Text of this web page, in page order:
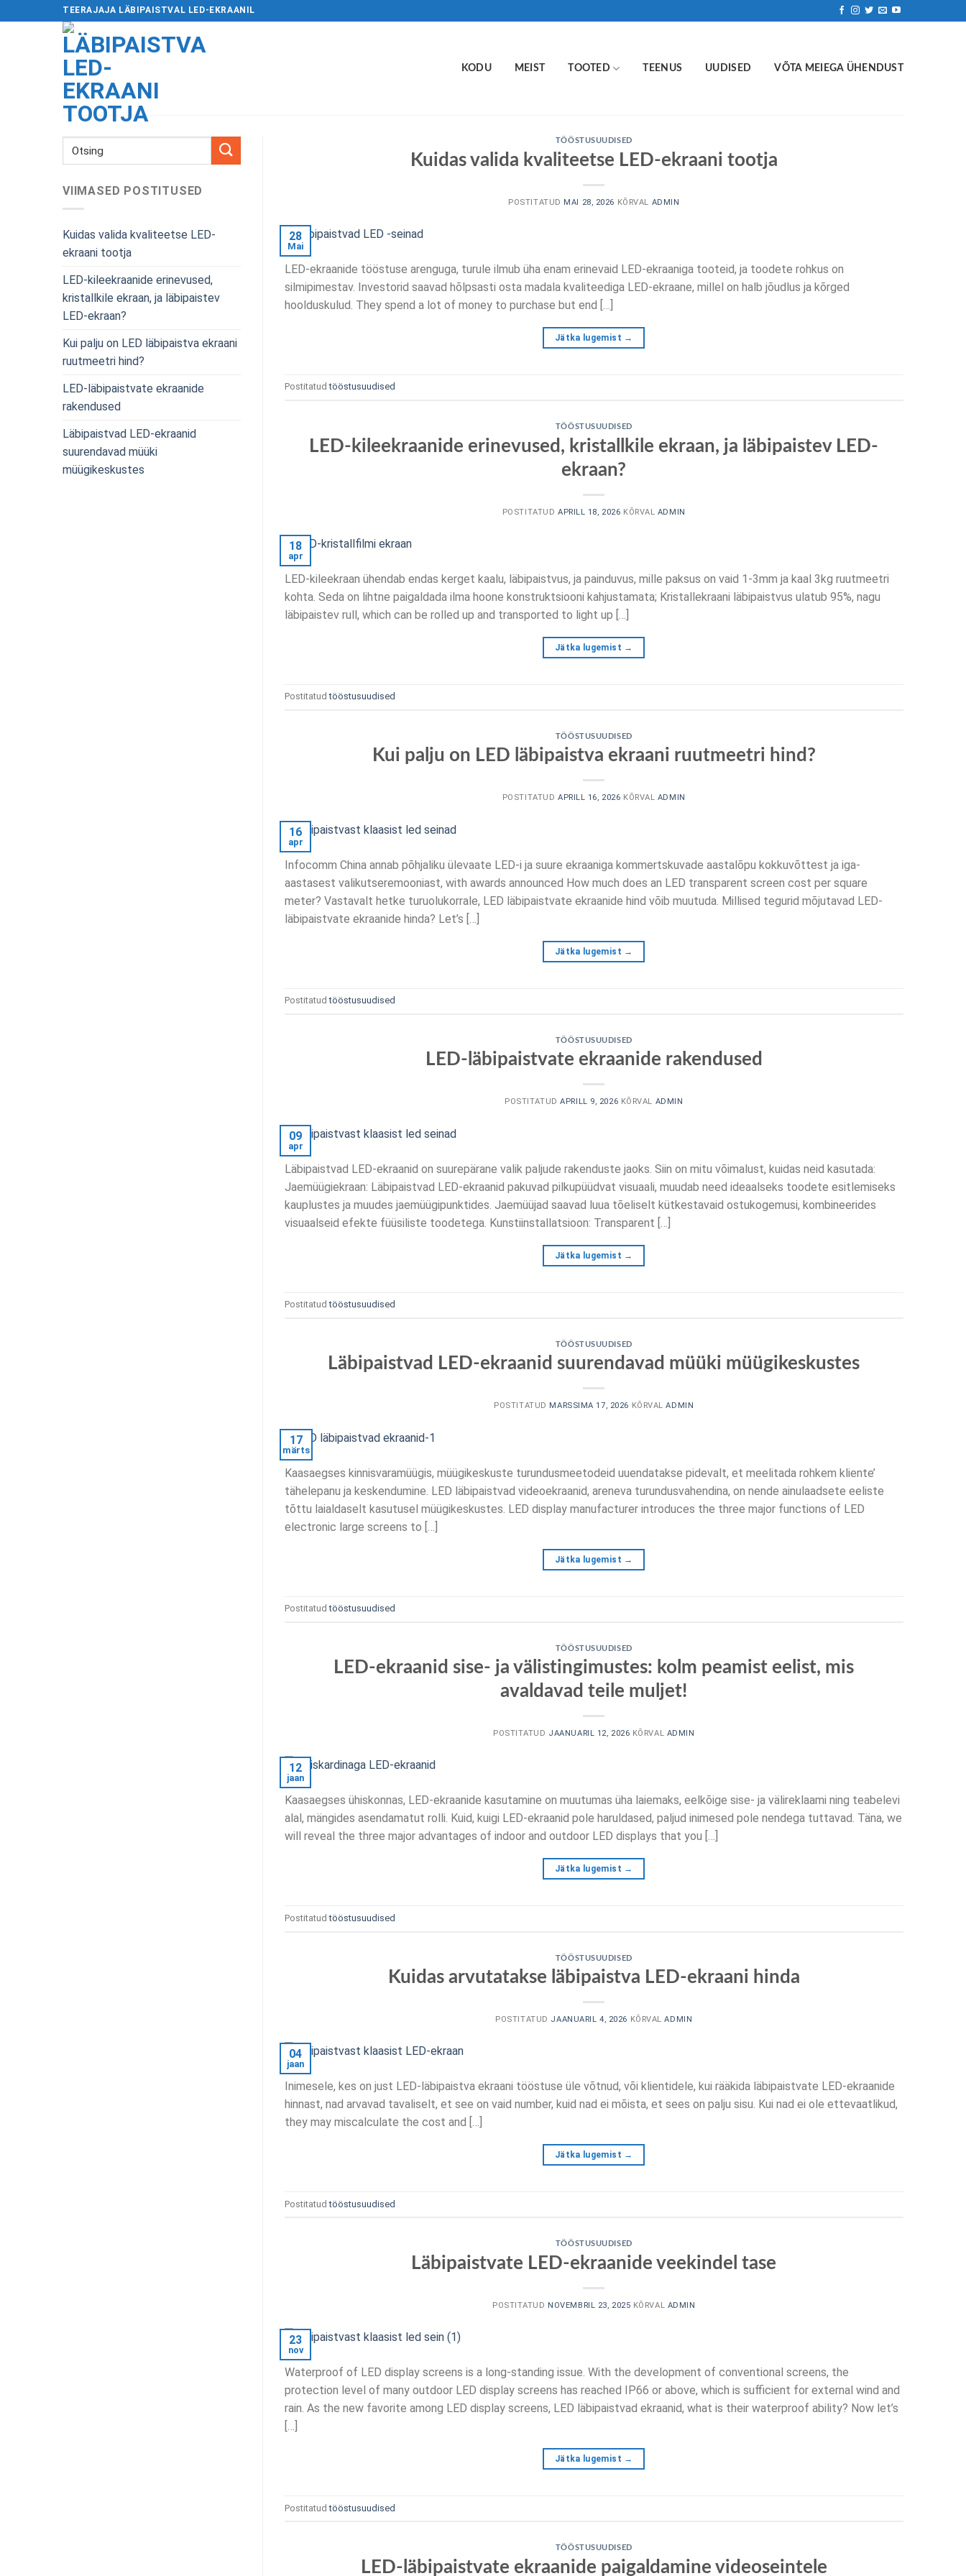
sisu
TEERAJAJA LÄBIPAISTVAL LED-EKRAANIL
KODU MEIST TOOTED TEENUS UUDISED VÕTA MEIEGA ÜHENDUST
VIIMASED POSTITUSED
Kuidas valida kvaliteetse LED-
ekraani tootja
LED-kileekraanide erinevused,
kristallkile ekraan, ja läbipaistev
LED-ekraan?
Kui palju on LED läbipaistva ekraani
ruutmeetri hind?
LED-läbipaistvate ekraanide
rakendused
Läbipaistvad LED-ekraanid
suurendavad müüki
müügikeskustes
TÖÖSTUSUUDISED
Kuidas valida kvaliteetse LED-ekraani tootja
POSTITATUD MAI 28, 2026 KÕRVAL ADMIN
28
Mai
LED-ekraanide tööstuse arenguga, turule ilmub üha enam erinevaid LED-ekraaniga tooteid, ja toodete rohkus on
silmipimestav. Investorid saavad hõlpsasti osta madala kvaliteediga LED-ekraane, millel on halb jõudlus ja kõrged
hoolduskulud. They spend a lot of money to purchase but end […]
Jätka lugemist →
Postitatudtööstusuudised
TÖÖSTUSUUDISED
LED-kileekraanide erinevused, kristallkile ekraan, ja läbipaistev LED-
ekraan?
POSTITATUD APRILL 18, 2026 KÕRVAL ADMIN
18
apr
LED-kileekraan ühendab endas kerget kaalu, läbipaistvus, ja painduvus, mille paksus on vaid 1-3mm ja kaal 3kg ruutmeetri
kohta. Seda on lihtne paigaldada ilma hoone konstruktsiooni kahjustamata; Kristallekraani läbipaistvus ulatub 95%, nagu
läbipaistev rull, which can be rolled up and transported to light up […]
Jätka lugemist →
Postitatudtööstusuudised
TÖÖSTUSUUDISED
Kui palju on LED läbipaistva ekraani ruutmeetri hind?
POSTITATUD APRILL 16, 2026 KÕRVAL ADMIN
16
apr
Infocomm China annab põhjaliku ülevaate LED-i ja suure ekraaniga kommertskuvade aastalõpu kokkuvõttest ja iga-
aastasest valikutseremooniast, with awards announced How much does an LED transparent screen cost per square
meter? Vastavalt hetke turuolukorrale, LED läbipaistvate ekraanide hind võib muutuda. Millised tegurid mõjutavad LED-
läbipaistvate ekraanide hinda? Let’s […]
Jätka lugemist →
Postitatudtööstusuudised
TÖÖSTUSUUDISED
LED-läbipaistvate ekraanide rakendused
POSTITATUDAPRILL 9, 2026 KÕRVAL ADMIN
09
apr
Läbipaistvad LED-ekraanid on suurepärane valik paljude rakenduste jaoks. Siin on mitu võimalust, kuidas neid kasutada:
Jaemüügiekraan: Läbipaistvad LED-ekraanid pakuvad pilkupüüdvat visuaali, muudab need ideaalseks toodete esitlemiseks
kauplustes ja muudes jaemüügipunktides. Jaemüüjad saavad luua tõeliselt kütkestavaid ostukogemusi, kombineerides
visuaalseid efekte füüsiliste toodetega. Kunstiinstallatsioon: Transparent […]
Jätka lugemist →
Postitatudtööstusuudised
TÖÖSTUSUUDISED
Läbipaistvad LED-ekraanid suurendavad müüki müügikeskustes
POSTITATUD MARSSIMA 17, 2026 KÕRVALADMIN
17
märts
Kaasaegses kinnisvaramüügis, müügikeskuste turundusmeetodeid uuendatakse pidevalt, et meelitada rohkem kliente’
tähelepanu ja keskendumine. LED läbipaistvad videoekraanid, areneva turundusvahendina, on nende ainulaadsete eeliste
tõttu laialdaselt kasutusel müügikeskustes. LED display manufacturer introduces the three major functions of LED
electronic large screens to […]
Jätka lugemist →
Postitatudtööstusuudised
TÖÖSTUSUUDISED
LED-ekraanid sise- ja välistingimustes: kolm peamist eelist, mis
avaldavad teile muljet!
POSTITATUD JAANUARIL 12, 2026 KÕRVAL ADMIN
12
jaan
Kaasaegses ühiskonnas, LED-ekraanide kasutamine on muutumas üha laiemaks, eelkõige sise- ja välireklaami ning teabelevi
alal, mängides asendamatut rolli. Kuid, kuigi LED-ekraanid pole haruldased, paljud inimesed pole nendega tuttavad. Täna, we
will reveal the three major advantages of indoor and outdoor LED displays that you […]
Jätka lugemist →
Postitatudtööstusuudised
TÖÖSTUSUUDISED
Kuidas arvutatakse läbipaistva LED-ekraani hinda
POSTITATUD JAANUARIL 4, 2026 KÕRVALADMIN
04
jaan
Inimesele, kes on just LED-läbipaistva ekraani tööstuse üle võtnud, või klientidele, kui rääkida läbipaistvate LED-ekraanide
hinnast, nad arvavad tavaliselt, et see on vaid number, kuid nad ei mõista, et sees on palju sisu. Kui nad ei ole ettevaatlikud,
they may miscalculate the cost and […]
Jätka lugemist →
Postitatudtööstusuudised
TÖÖSTUSUUDISED
Läbipaistvate LED-ekraanide veekindel tase
POSTITATUD NOVEMBRIL 23, 2025 KÕRVAL ADMIN
23
nov
Waterproof of LED display screens is a long-standing issue. With the development of conventional screens, the
protection level of many outdoor LED display screens has reached IP66 or above, which is sufficient for external wind and
rain. As the new favorite among LED display screens, LED läbipaistvad ekraanid, what is their waterproof ability? Now let’s
[…]
Jätka lugemist →
Postitatudtööstusuudised
TÖÖSTUSUUDISED
LED-läbipaistvate ekraanide paigaldamine videoseintele